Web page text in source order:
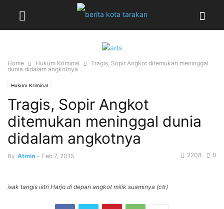
Home Hukum Kriminal
Tragis, Sopir Angkot ditemukan meninggal
dunia didalam angkotnya
Hukum Kriminal
Tragis, Sopir Angkot
ditemukan meninggal dunia
didalam angkotnya
By Atmin - Feb 7, 2015 0
2208
isak tangis istri Harjo di depan angkot milik suaminya (ctr)